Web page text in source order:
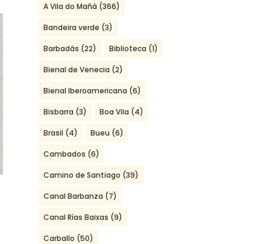
A Vila do Mañá (366)
Bandeira verde (3)
Barbadás (22) Biblioteca (1)
Bienal de Venecia (2)
Bienal Iberoamericana (6)
Bisbarra (3) Boa Vila (4)
Brasil (4) Bueu (6)
Cambados (6)
Camino de Santiago (39)
Canal Barbanza (7)
Canal Rías Baixas (9)
Carballo (50)